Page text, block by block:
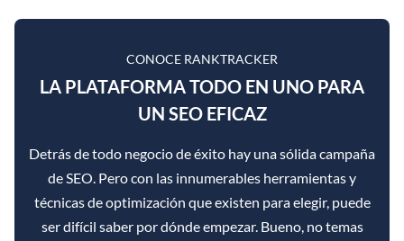
CONOCE RANKTRACKER
LA PLATAFORMA TODO EN UNO PARA
UN SEO EFICAZ
Detrás de todo negocio de éxito hay una sólida campaña
de SEO. Pero con las innumerables herramientas y
técnicas de optimización que existen para elegir, puede
ser difícil saber por dónde empezar. Bueno, no temas